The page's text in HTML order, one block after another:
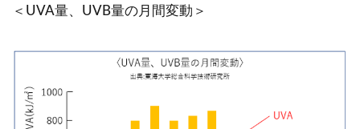
＜UVA量、UVB量の月間変動＞